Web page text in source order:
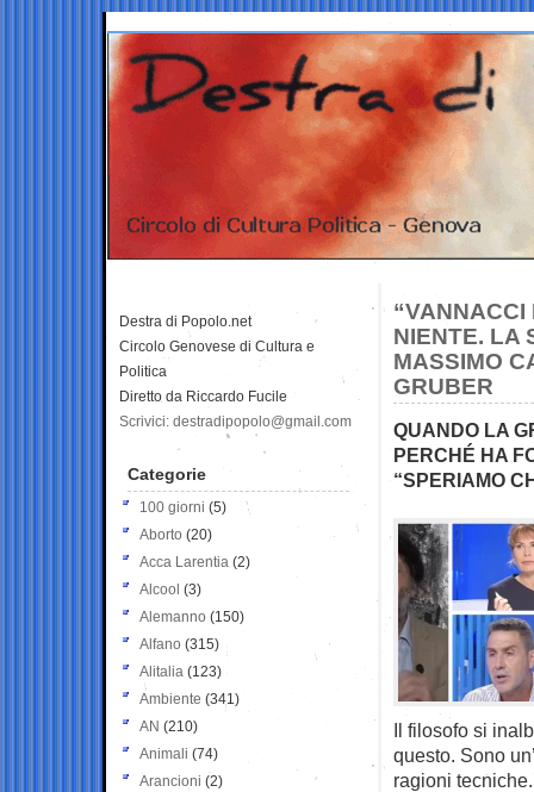
“VANNACCI
NIENTE. LA
MASSIMO
GRUBER
QUANDO LA
PERCHÉ HA
“SPERIAMO
Il filosofo si
questo. Sono
ragioni
Destra di Popolo.net
Circolo Genovese di Cultura e
Politica
Diretto da Riccardo Fucile
Scrivici: destradipopolo@gmail.com
Categorie
100 giorni (5)
Aborto (20)
Acca Larentia (2)
Alcool (3)
Alemanno (150)
Alfano (315)
Alitalia (123)
Ambiente (341)
AN (210)
Animali (74)
Arancioni (2)